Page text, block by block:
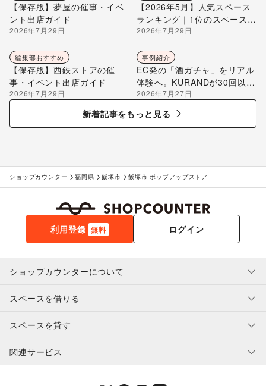
【保存版】夢屋の催事・イベ
ント出店ガイド
2026年7月29日
【2026年5月】人気スペース
ランキング｜1位のスペースを
編集部が解説
2026年7月29日
編集部おすすめ
【保存版】西鉄ストアの催
事・イベント出店ガイド
2026年7月29日
事例紹介
EC発の「酒ガチャ」をリアル
体験へ。KURANDが30回以上
のポップアップ出店で届け
る“新しいお酒との出会い”
2026年7月27日
新着記事をもっと見る
ショップカウンター 福岡県 飯塚市 飯塚市 ポップアップストア
利用登録 無料 ログイン
ショップカウンターについて
利用規約・ガイドライン
特定商取引法に基づく表示
補償プログラム
スペースを借りる
スペースを借りたい人へ
ユーザー利用規約
提携パートナー
スペースを貸す
スペースを貸したい方へ
オーナー利用規約
関連サービス